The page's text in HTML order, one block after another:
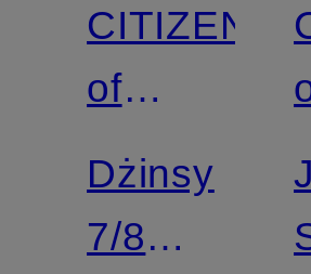
Z
certyfikatem
CITIZENS
of
HUMANITY
Dżinsy
7/8